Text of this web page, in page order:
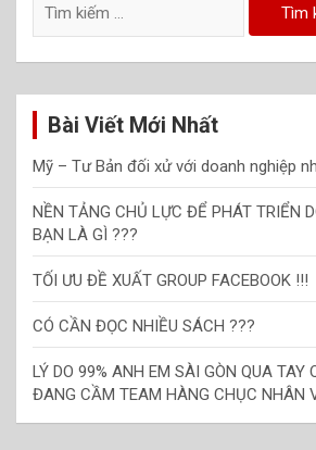
kiếm
Bài Viết Mới Nhất
Mỹ – Tư Bản đối xử với doanh nghiệp
NỀN TẢNG CHỦ LỰC ĐỂ PHÁT TRIỂN
BẠN LÀ GÌ ???
TỐI ƯU ĐỀ XUẤT GROUP FACEBOOK !!!
CÓ CẦN ĐỌC NHIỀU SÁCH ???
LÝ DO 99% ANH EM SÀI GÒN QUA TAY
ĐANG CẦM TEAM HÀNG CHỤC NHÂN